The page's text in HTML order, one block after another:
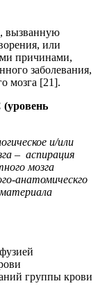
вызванную
или
причинами,
заболевания,
мозга [21].
(уровень
и/или
– аспирация
мозга
анатомическго
материала
группы крови